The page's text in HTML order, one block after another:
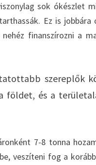
sok ókészlet
Ez is jobbára
finanszírozni a
szereplők
földet, és a
7-8 tonna
veszíteni fog a